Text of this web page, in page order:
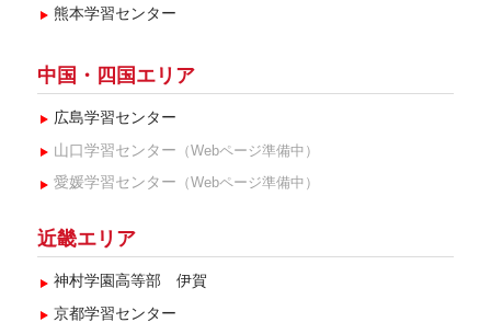
熊本学習センター
中国・四国エリア
広島学習センター
山口学習センター （Webページ準備中）
愛媛学習センター （Webページ準備中）
近畿エリア
神村学園高等部 伊賀
京都学習センター